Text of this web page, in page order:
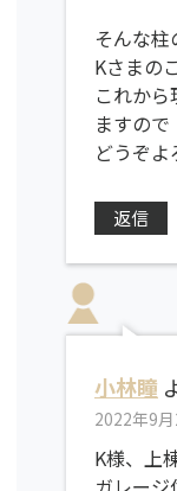
そんな
Kさまの
これか
ますので
どうぞよ
返信
小林瞳
2022年9
K様、上